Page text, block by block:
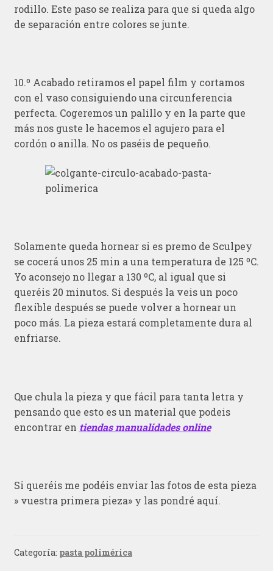
rodillo. Este paso se realiza para que si queda algo
de separación entre colores se junte.
10.º Acabado retiramos el papel film y cortamos
con el vaso consiguiendo una circunferencia
perfecta. Cogeremos un palillo y en la parte que
más nos guste le hacemos el agujero para el
cordón o anilla. No os paséis de pequeño.
Solamente queda hornear si es premo de Sculpey
se cocerá unos 25 min a una temperatura de 125 ºC.
Yo aconsejo no llegar a 130 ºC, al igual que si
queréis 20 minutos. Si después la veis un poco
flexible después se puede volver a hornear un
poco más. La pieza estará completamente dura al
enfriarse.
Que chula la pieza y que fácil para tanta letra y
pensando que esto es un material que podeis
encontrar en tiendas manualidades online
Si queréis me podéis enviar las fotos de esta pieza
» vuestra primera pieza» y las pondré aquí.
Categoría: pasta polimérica